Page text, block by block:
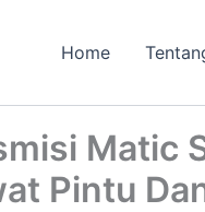
Home
Matic
Pintu